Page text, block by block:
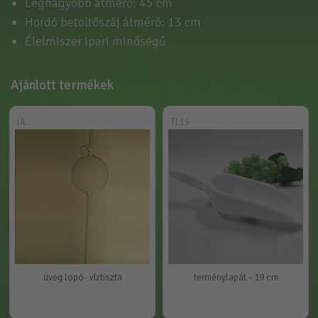
Hordó betöltőszáj átmérő: 13 cm
Élelmiszer ipari minőségű
Ajánlott termékek
ÜL
üveg lopó- víztiszta
TL19
terménylapát - 19 cm